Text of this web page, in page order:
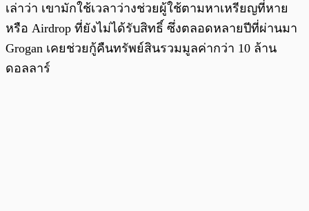
เล่าว่า เขามักใช้เวลาว่างช่วยผู้ใช้ตามหาเหรียญที่หาย
หรือ Airdrop ที่ยังไม่ได้รับสิทธิ์ ซึ่งตลอดหลายปีที่ผ่านมา
Grogan เคยช่วยกู้คืนทรัพย์สินรวมมูลค่ากว่า 10 ล้าน
ดอลลาร์